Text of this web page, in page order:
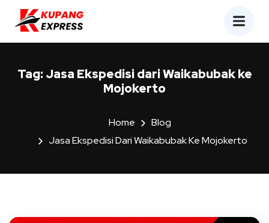
Tag:Jasa Ekspedisi dari Waikabubak ke
Mojokerto
Home
Blog
Jasa Ekspedisi Dari Waikabubak Ke Mojokerto